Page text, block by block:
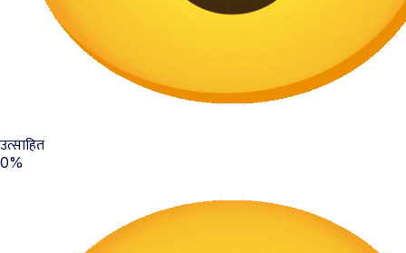
उत्साहित
0%